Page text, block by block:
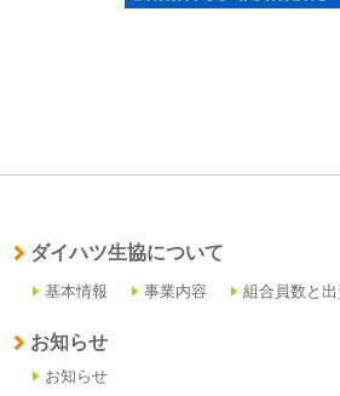
ダイハツ生協について
基本情報 事業内容 組合員数と
お知らせ
お知らせ